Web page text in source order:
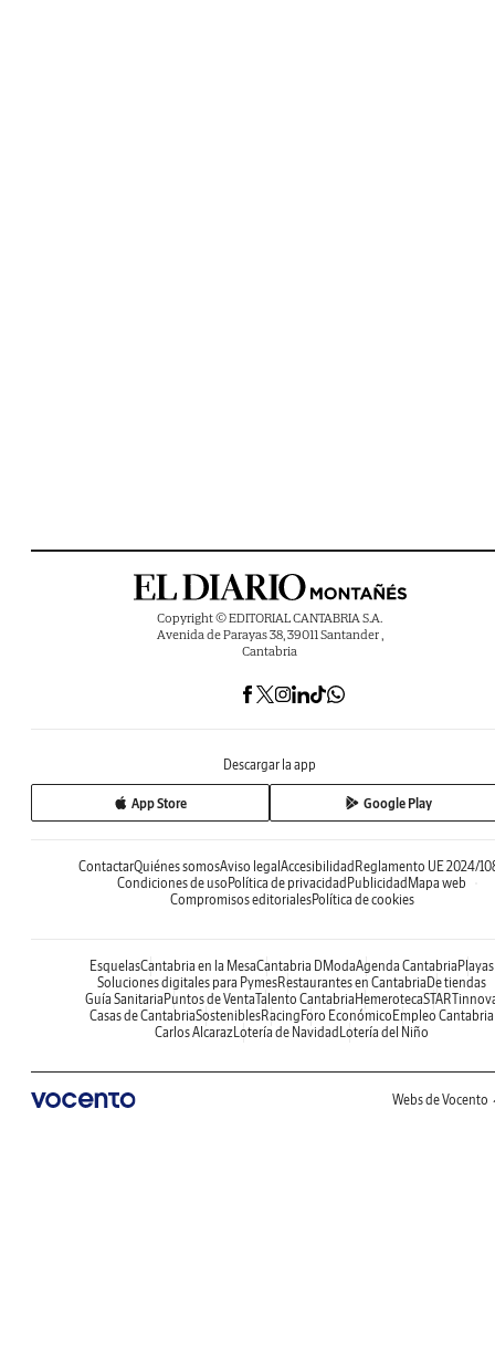
Copyright © EDITORIAL CANTABRIA S.A.
Avenida de Parayas 38, 39011 Santander ,
Cantabria
Descargar la app
App Store Google Play
ContactarQuiénes somosAviso legal Accesibilidad Reglamento UE 2024/
Condiciones de uso Política de privacidad Publicidad Mapa web
Compromisos editorialesPolítica de cookies
EsquelasCantabria en la MesaCantabria DModaAgenda Cantabria Playas
Soluciones digitales para PymesRestaurantes en Cantabria De tiendas
Guía Sanitaria Puntos de VentaTalento Cantabria Hemeroteca
Casas de CantabriaSosteniblesRacing Foro Económico Empleo Cantabria
Carlos AlcarazLotería de Navidad Lotería del Niño
Webs de Vocento